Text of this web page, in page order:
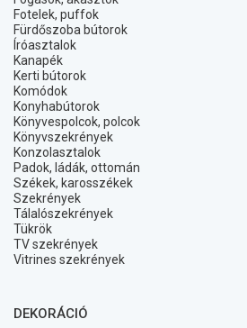
Fotelek, puffok
Fürdőszoba bútorok
Íróasztalok
Kanapék
Kerti bútorok
Komódok
Konyhabútorok
Könyvespolcok, polcok
Könyvszekrények
Konzolasztalok
Padok, ládák, ottomán
Székek, karosszékek
Szekrények
Tálalószekrények
Tükrök
TV szekrények
Vitrines szekrények
DEKORÁCIÓ